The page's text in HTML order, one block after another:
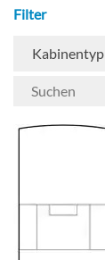
Filter
Kabinentyp